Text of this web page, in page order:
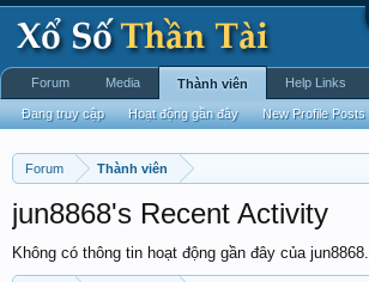
Forum Thành viên
jun8868's Recent Activity
Không có thông tin hoạt động gần đây của jun8868.
Forum Media Thành viên
Đang truy cập Hoạt động gần đây New Profile Posts
Help Links